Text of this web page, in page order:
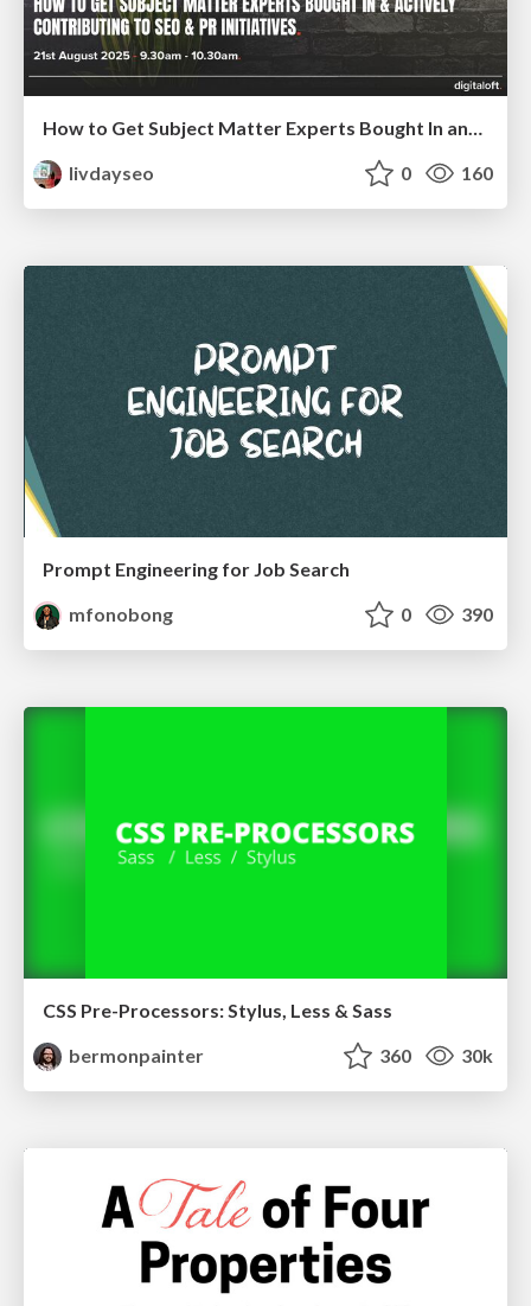
livdayseo
0 160
Prompt Engineering for Job Search
mfonobong
0 390
CSS Pre-Processors: Stylus, Less & Sass
bermonpainter
360 30k